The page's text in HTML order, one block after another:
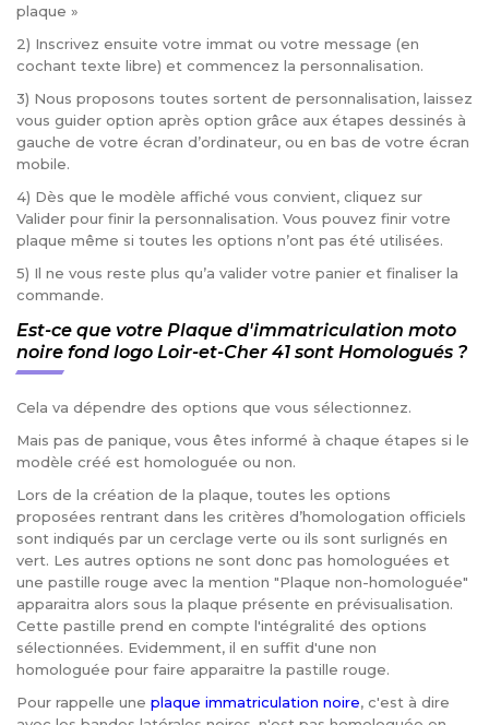
plaque »
2) Inscrivez ensuite votre immat ou votre message (en
cochant texte libre) et commencez la personnalisation.
3) Nous proposons toutes sortent de personnalisation, laissez
vous guider option après option grâce aux étapes dessinés à
gauche de votre écran d’ordinateur, ou en bas de votre écran
mobile.
4) Dès que le modèle affiché vous convient, cliquez sur
Valider pour finir la personnalisation. Vous pouvez finir votre
plaque même si toutes les options n’ont pas été utilisées.
5) Il ne vous reste plus qu’a valider votre panier et finaliser la
commande.
Est-ce que votre Plaque d'immatriculation moto
noire fond logo Loir-et-Cher 41 sont Homologués ?
Cela va dépendre des options que vous sélectionnez.
Mais pas de panique, vous êtes informé à chaque étapes si le
modèle créé est homologuée ou non.
Lors de la création de la plaque, toutes les options
proposées rentrant dans les critères d’homologation officiels
sont indiqués par un cerclage verte ou ils sont surlignés en
vert. Les autres options ne sont donc pas homologuées et
une pastille rouge avec la mention "Plaque non-homologuée"
apparaitra alors sous la plaque présente en prévisualisation.
Cette pastille prend en compte l'intégralité des options
sélectionnées. Evidemment, il en suffit d'une non
homologuée pour faire apparaitre la pastille rouge.
Pour rappelle une plaque immatriculation noire, c'est à dire